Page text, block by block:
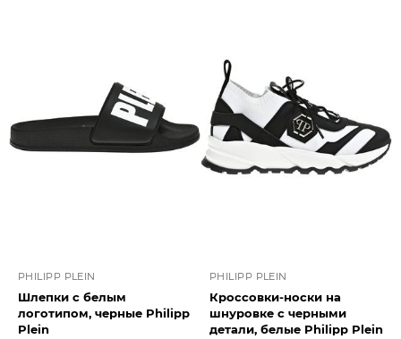
PHILIPP PLEIN
Шлепки с белым
логотипом, черные Philipp
Plein
PHILIPP PLEIN
Кроссовки-носки на
шнуровке с черными
детали, белые Philipp Plein